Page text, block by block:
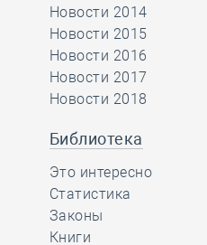
Новости 2014
Новости 2015
Новости 2016
Новости 2017
Новости 2018
Библиотека
Это интересно
Статистика
Законы
Книги